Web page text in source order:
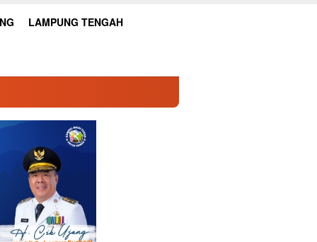
LAMPUNG TENGAH